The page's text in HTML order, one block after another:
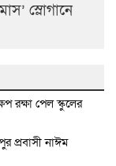
স্লোগানে
রক্ষা পেল স্কুলের
প্রবাসী নাঈম